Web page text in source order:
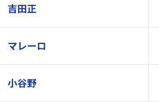
吉田正
マレーロ
小谷野